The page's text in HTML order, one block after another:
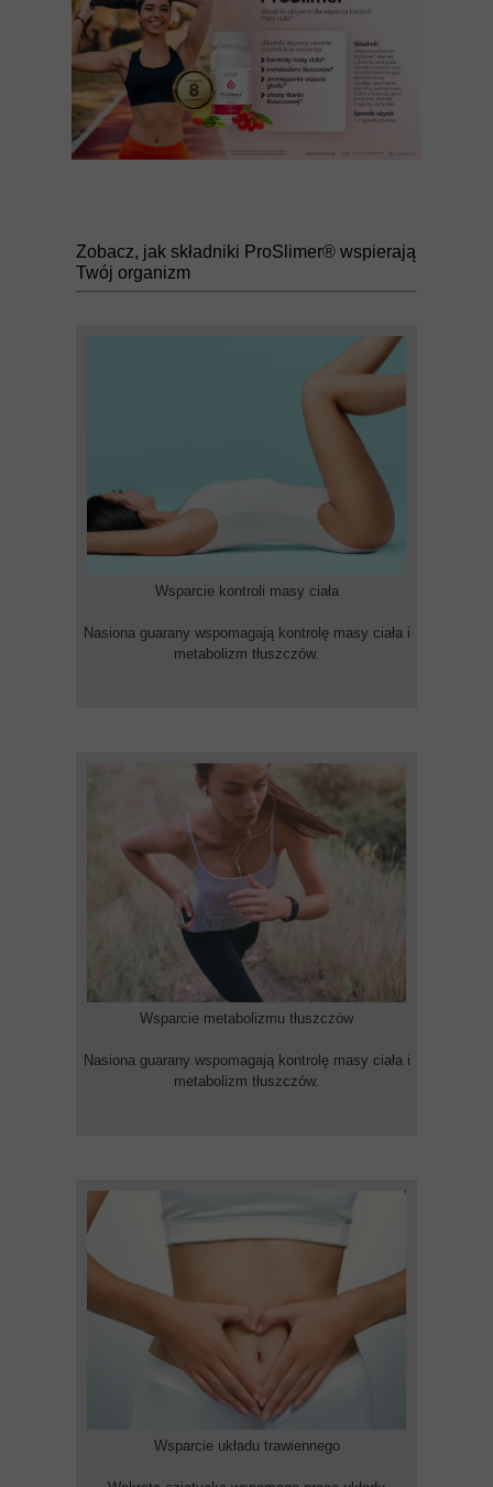
Zobacz, jak składniki ProSlimer® wspierają
Twój organizm
Wsparcie kontroli masy ciała
Nasiona guarany wspomagają kontrolę masy ciała i
metabolizm tłuszczów.
Wsparcie metabolizmu tłuszczów
Nasiona guarany wspomagają kontrolę masy ciała i
metabolizm tłuszczów.
Wsparcie układu trawiennego